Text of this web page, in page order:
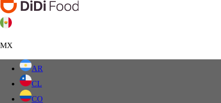
MX
AR
CL
CO